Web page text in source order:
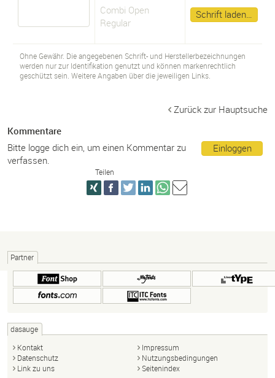
Combi Open
Regular
Schrift laden…
Ohne Gewähr. Die angegebenen Schrift- und Herstellerbezeichnungen
werden nur zur Identifikation genutzt und können markenrechtlich
geschützt sein. Weitere Angaben über die jeweiligen Links.
Zurück zur Hauptsuche
Kommentare
Einloggen
Bitte logge dich ein, um einen Kommentar zu
verfassen.
Teilen
Partner
dasauge
Kontakt
Impressum
Datenschutz
Nutzungsbedingungen
Link zu uns
Seitenindex